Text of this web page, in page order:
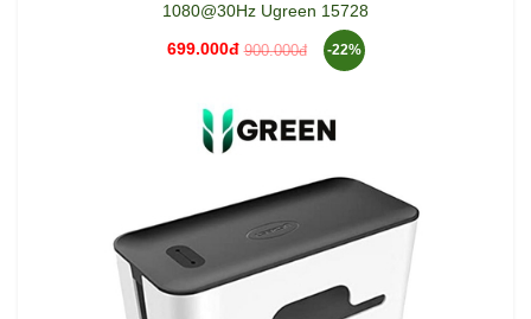
1080@30Hz Ugreen 15728
699.000đ 900.000đ -22%